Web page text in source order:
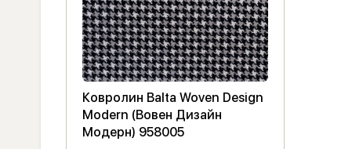
Ковролин Balta Woven Design
Modern (Вовен Дизайн
Модерн) 958005